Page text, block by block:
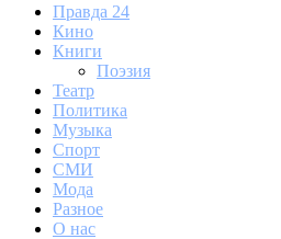
Правда 24
Кино
Книги
Поэзия
Театр
Политика
Музыка
Спорт
СМИ
Мода
Разное
О нас